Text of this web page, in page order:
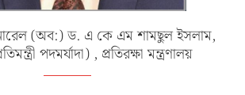
(অব:) ড. এ কে এম শামছুল ইসলাম,
পদমর্যাদা) , প্রতিরক্ষা মন্ত্রণালয়